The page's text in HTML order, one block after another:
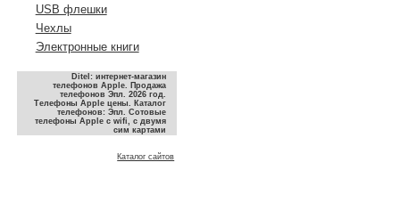
USB флешки
Чехлы
Электронные книги
Ditel: интернет-магазин
телефонов Apple. Продажа
телефонов Эпл. 2026 год.
Телефоны Apple цены. Каталог
телефонов: Эпл. Сотовые
телефоны Apple с wifi, с двумя
сим картами
Каталог сайтов